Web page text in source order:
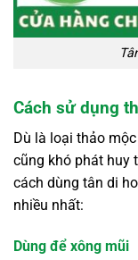
Cách sử dụng
Dù là loại thảo
cũng khó phát huy
cách dùng tân di
nhiều nhất:
Dùng để xông mũi